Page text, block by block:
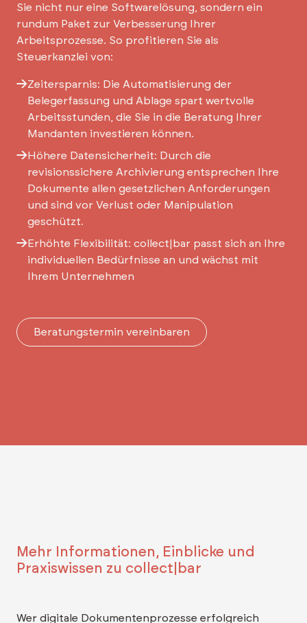
Sie nicht nur eine Softwarelösung, sondern ein
rundum Paket zur Verbesserung Ihrer
Arbeitsprozesse. So profitieren Sie als
Steuerkanzlei von:
Zeitersparnis: Die Automatisierung der
Belegerfassung und Ablage spart wertvolle
Arbeitsstunden, die Sie in die Beratung Ihrer
Mandanten investieren können.
Höhere Datensicherheit: Durch die
revisionssichere Archivierung entsprechen Ihre
Dokumente allen gesetzlichen Anforderungen
und sind vor Verlust oder Manipulation
geschützt.
Erhöhte Flexibilität: collect|bar passt sich an Ihre
individuellen Bedürfnisse an und wächst mit
Ihrem Unternehmen
Beratungstermin vereinbaren
Mehr Informationen, Einblicke und
Praxiswissen zu collect|bar
Wer digitale Dokumentenprozesse erfolgreich